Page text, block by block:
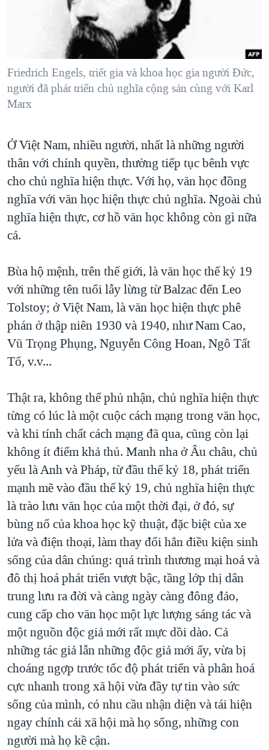
NGƯỜI VIỆT HẢI NGOẠI
KHOA HỌC
THỂ THAO
GIÁO DỤC
HÀNH TRÌNH BẦU CỬ 2024
MỘT NĂM CHIẾN TRANH TẠI DẢI GAZA
GIẢI MÃ VÀNH ĐAI & CON ĐƯỜNG
NGÀY TỊ NẠN THẾ GIỚI
CHI PHÍ CHIẾN TRANH AFGHANISTAN
CÁC GIÁ TRỊ CỘNG HÒA Ở VIỆT NAM
THƯỢNG ĐỈNH TRUMP-KIM TẠI VIỆT NAM
TRỊNH VĨNH BÌNH VS. CHÍNH PHỦ VIỆT NAM
QUAN HỆ VIỆT MỸ
MẠNG XÃ HỘI
Friedrich Engels, triết gia và khoa học gia người Đức,
người đã phát triển chủ nghĩa cộng sản cùng với Karl
Marx
Ở Việt Nam, nhiều người, nhất là những người
thân với chính quyền, thường tiếp tục bênh vực
cho chủ nghĩa hiện thực. Với họ, văn học đồng
nghĩa với văn học hiện thực chủ nghĩa. Ngoài chủ
nghĩa hiện thực, cơ hồ văn học không còn gì nữa
cả.
Bùa hộ mệnh, trên thế giới, là văn học thế kỷ 19
với những tên tuổi lẫy lừng từ Balzac đến Leo
Tolstoy; ở Việt Nam, là văn học hiện thực phê
phán ở thập niên 1930 và 1940, như Nam Cao,
Vũ Trọng Phụng, Nguyễn Công Hoan, Ngô Tất
Tố, v.v...
Thật ra, không thể phủ nhận, chủ nghĩa hiện thực
từng có lúc là một cuộc cách mạng trong văn học,
và khi tính chất cách mạng đã qua, cũng còn lại
không ít điểm khả thủ. Manh nha ở Âu châu, chủ
yếu là Anh và Pháp, từ đầu thế kỷ 18, phát triển
mạnh mẽ vào đầu thế kỷ 19, chủ nghĩa hiện thực
là trào lưu văn học của một thời đại, ở đó, sự
bùng nổ của khoa học kỹ thuật, đặc biệt của xe
lửa và điện thoại, làm thay đổi hẳn điều kiện sinh
sống của dân chúng: quá trình thương mại hoá và
đô thị hoá phát triển vượt bậc, tầng lớp thị dân
trung lưu ra đời và càng ngày càng đông đảo,
cung cấp cho văn học một lực lượng sáng tác và
một nguồn độc giả mới rất mực dồi dào. Cả
những tác giả lẫn những độc giả mới ấy, vừa bị
choáng ngợp trước tốc độ phát triển và phân hoá
cực nhanh trong xã hội vừa đầy tự tin vào sức
sống của mình, có nhu cầu nhận diện và tái hiện
ngay chính cái xã hội mà họ sống, những con
người mà họ kề cận.